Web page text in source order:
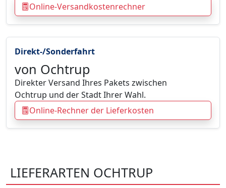
Direkt-/Sonderfahrt
von Ochtrup
Direkter Versand Ihres Pakets zwischen
Ochtrup und der Stadt Ihrer Wahl.
Online-Rechner der Lieferkosten
Online-Versandkostenrechner
LIEFERARTEN OCHTRUP